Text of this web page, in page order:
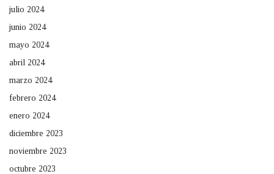
julio 2024
junio 2024
mayo 2024
abril 2024
marzo 2024
febrero 2024
enero 2024
diciembre 2023
noviembre 2023
octubre 2023